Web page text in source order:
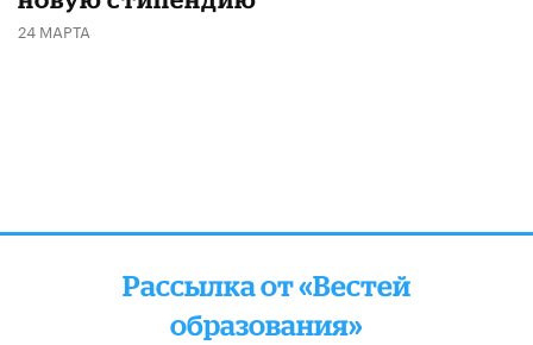
24 МАРТА
Рассылка от «Вестей
образования»